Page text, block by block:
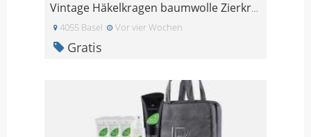
Vintage Häkelkragen baumwolle Zierkragen Blusenkra
4055 Basel Vor vier Wochen
Gratis